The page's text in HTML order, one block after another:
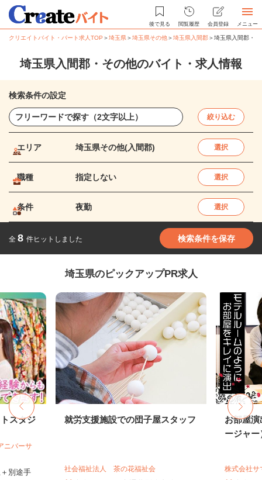
後で見る 閲覧履歴 会員登録 メニュー
クリエイトバイト・パート求人TOP ＞埼玉県＞埼玉県その他＞埼玉県入間郡＞埼玉県入間郡・
埼玉県入間郡・その他のバイト・求人情報
検索条件の設定
絞り込む
エリア 埼玉県その他(入間郡) 選択
職種 指定しない 選択
条件 夜勤 選択
全 8 件ヒットしました 検索条件を保存
埼玉県のピックアップPR求人
スタジ
ニバーサ
別途手
就労支援施設での団子屋スタッフ
社会福祉法人 茶の花福祉会
お部屋
ージャー
株式会社サ